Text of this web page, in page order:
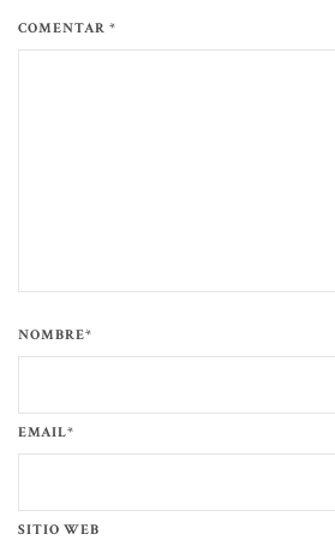
COMENTAR *
NOMBRE*
EMAIL*
SITIO WEB